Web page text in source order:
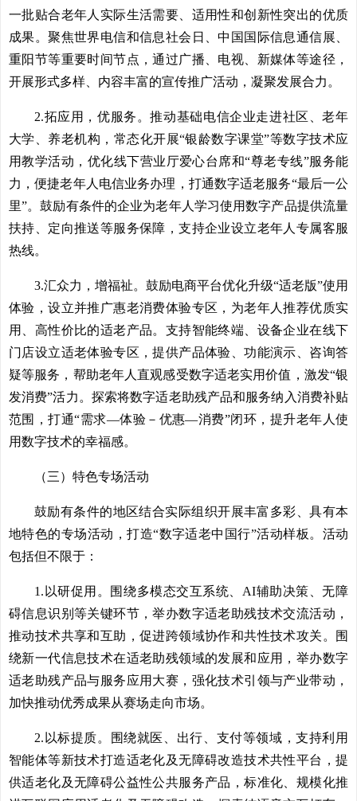
一批贴合老年人实际生活需要、适用性和创新性突出的优质
成果。聚焦世界电信和信息社会日、中国国际信息通信展、
重阳节等重要时间节点，通过广播、电视、新媒体等途径，
开展形式多样、内容丰富的宣传推广活动，凝聚发展合力。
2.拓应用，优服务。推动基础电信企业走进社区、老年
大学、养老机构，常态化开展“银龄数字课堂”等数字技术应
用教学活动，优化线下营业厅爱心台席和“尊老专线”服务能
力，便捷老年人电信业务办理，打通数字适老服务“最后一公
里”。鼓励有条件的企业为老年人学习使用数字产品提供流量
扶持、定向推送等服务保障，支持企业设立老年人专属客服
热线。
3.汇众力，增福祉。鼓励电商平台优化升级“适老版”使用
体验，设立并推广惠老消费体验专区，为老年人推荐优质实
用、高性价比的适老产品。支持智能终端、设备企业在线下
门店设立适老体验专区，提供产品体验、功能演示、咨询答
疑等服务，帮助老年人直观感受数字适老实用价值，激发“银
发消费”活力。探索将数字适老助残产品和服务纳入消费补贴
范围，打通“需求—体验－优惠—消费”闭环，提升老年人使
用数字技术的幸福感。
（三）特色专场活动
鼓励有条件的地区结合实际组织开展丰富多彩、具有本
地特色的专场活动，打造“数字适老中国行”活动样板。活动
包括但不限于：
1.以研促用。围绕多模态交互系统、AI辅助决策、无障
碍信息识别等关键环节，举办数字适老助残技术交流活动，
推动技术共享和互助，促进跨领域协作和共性技术攻关。围
绕新一代信息技术在适老助残领域的发展和应用，举办数字
适老助残产品与服务应用大赛，强化技术引领与产业带动，
加快推动优秀成果从赛场走向市场。
2.以标提质。围绕就医、出行、支付等领域，支持利用
智能体等新技术打造适老化及无障碍改造技术共性平台，提
供适老化及无障碍公益性公共服务产品，标准化、规模化推